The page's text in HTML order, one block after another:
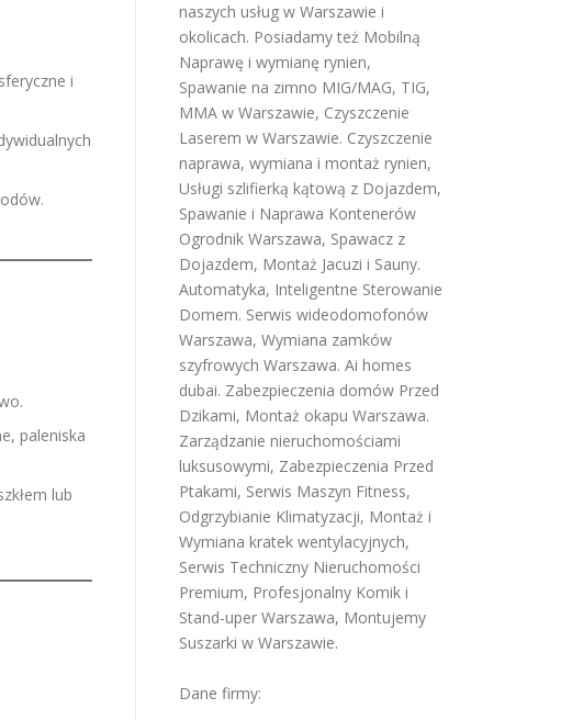
i
paleniska
lub
naszych usług w Warszawie i
okolicach. Posiadamy też Mobilną
Naprawę i wymianę rynien,
Spawanie na zimno MIG/MAG, TIG,
MMA w Warszawie, Czyszczenie
Laserem w Warszawie. Czyszczenie
naprawa, wymiana i montaż rynien,
Usługi szlifierką kątową z Dojazdem,
Spawanie i Naprawa Kontenerów
Ogrodnik Warszawa, Spawacz z
Dojazdem, Montaż Jacuzi i Sauny.
Automatyka, Inteligentne Sterowanie
Domem. Serwis wideodomofonów
Warszawa, Wymiana zamków
szyfrowych Warszawa. Ai homes
dubai. Zabezpieczenia domów Przed
Dzikami, Montaż okapu Warszawa.
Zarządzanie nieruchomościami
luksusowymi, Zabezpieczenia Przed
Ptakami, Serwis Maszyn Fitness,
Odgrzybianie Klimatyzacji, Montaż i
Wymiana kratek wentylacyjnych,
Serwis Techniczny Nieruchomości
Premium, Profesjonalny Komik i
Stand-uper Warszawa, Montujemy
Suszarki w Warszawie.
Dane firmy: